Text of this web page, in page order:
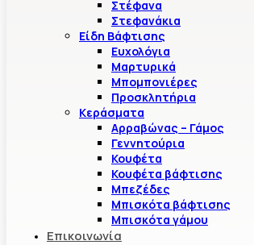
Στέφανα
Στεφανάκια
Είδη Βάφτισης
Ευχολόγια
Μαρτυρικά
Μπομπονιέρες
Προσκλητήρια
Κεράσματα
Αρραβώνας – Γάμος
Γεννητούρια
Κουφέτα
Κουφέτα βάφτισης
Μπεζέδες
Μπισκότα βάφτισης
Μπισκότα γάμου
Επικοινωνία